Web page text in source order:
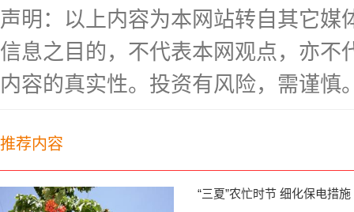
声明：以上内容为本网站转自其它媒
信息之目的，不代表本网观点，亦不
内容的真实性。投资有风险，需谨慎
推荐内容
“三夏”农忙时节 细化保电措施